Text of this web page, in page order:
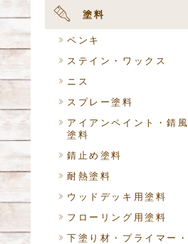
塗料
ペンキ
ステイン・ワックス
ニス
スプレー塗料
アイアンペイント・錆風
塗料
錆止め塗料
耐熱塗料
ウッドデッキ用塗料
フローリング用塗料
下塗り材・プライマー・